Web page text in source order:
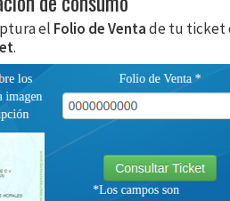
el Folio de Ventade tu ticket
.